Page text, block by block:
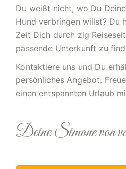
Du weißt nicht, wo Du
Hund verbringen willst? Du
Zeit Dich durch zig
passende Unterkunft zu
Kontaktiere uns und Du
persönliches Angebot.
einen entspannten Urlaub
Deine Simone von